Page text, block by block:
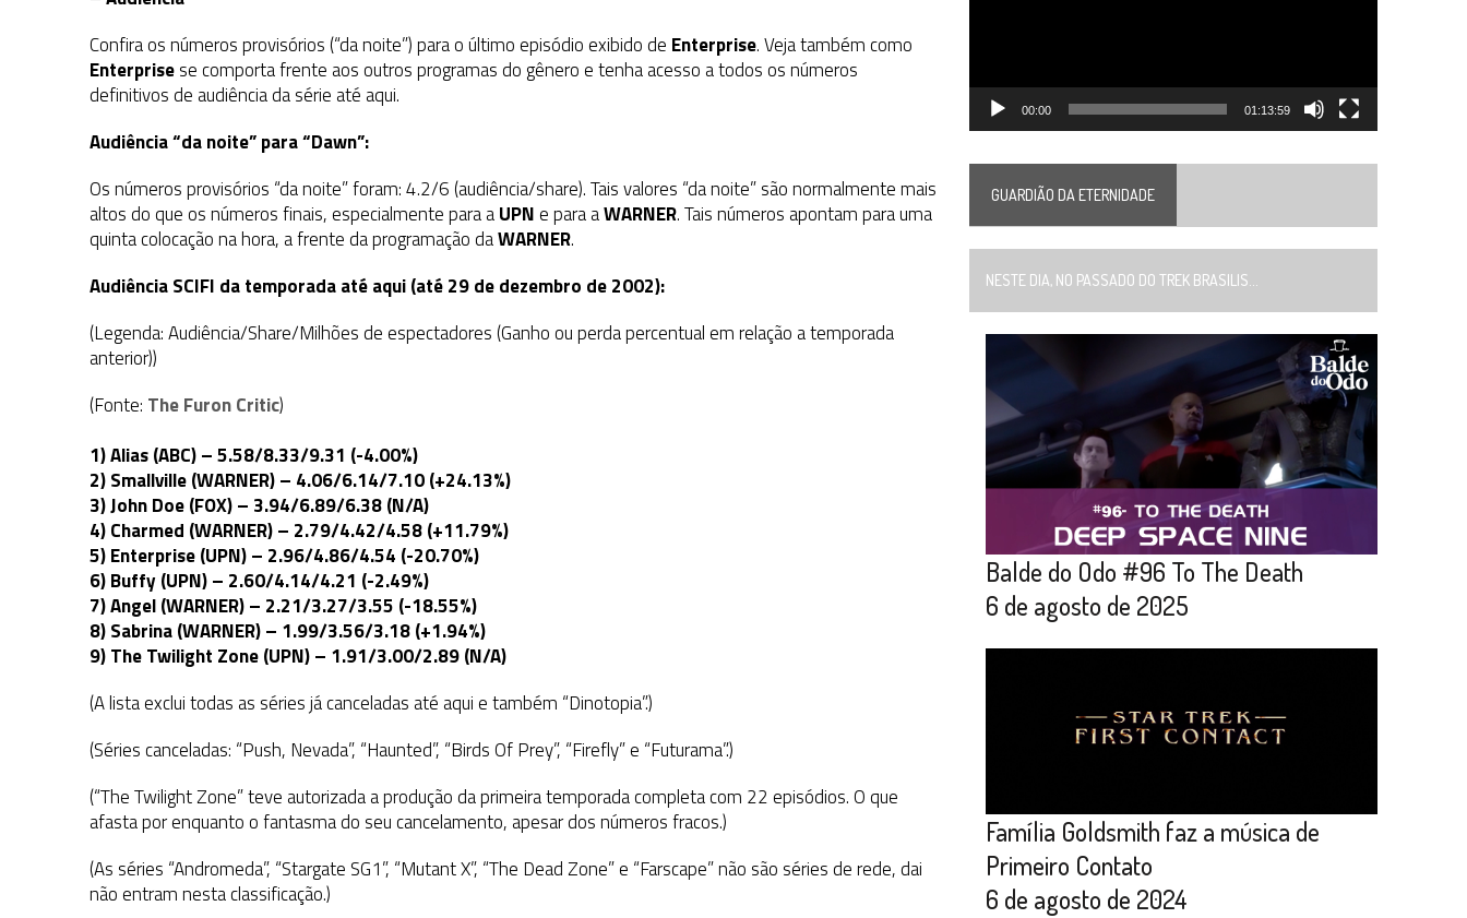
31 DE JULHO DE 2026
31 DE JULHO DE 2026 | SNW 4×02: THE GRIFFIN INCIDENT
6 DE AGOSTO DE 2026 | AVALIE E COMENTE SNW 4×03: HUMAN BEST FRIEND
Confira os números provisórios (“da noite”) para o último episódio exibido de Enterprise. Veja também como
Enterprisese comporta frente aos outros programas do gênero e tenha acesso a todos os números
definitivos de audiência da série até aqui.
Audiência “da noite” para “Dawn”:
Os números provisórios “da noite” foram: 4.2/6 (audiência/share). Tais valores “da noite” são normalmente mais
altos do que os números finais, especialmente para aUPNe para aWARNER. Tais números apontam para uma
quinta colocação na hora, a frente da programação daWARNER.
Audiência SCIFI da temporada até aqui (até 29 de dezembro de 2002):
(Legenda: Audiência/Share/Milhões de espectadores (Ganho ou perda percentual em relação a temporada
anterior))
(Fonte: The Furon Critic)
1) Alias (ABC) – 5.58/8.33/9.31 (-4.00%)
2) Smallville (WARNER) – 4.06/6.14/7.10 (+24.13%)
3) John Doe (FOX) – 3.94/6.89/6.38 (N/A)
4) Charmed (WARNER) – 2.79/4.42/4.58 (+11.79%)
5) Enterprise (UPN) – 2.96/4.86/4.54 (-20.70%)
6) Buffy (UPN) – 2.60/4.14/4.21 (-2.49%)
7) Angel (WARNER) – 2.21/3.27/3.55 (-18.55%)
8) Sabrina (WARNER) – 1.99/3.56/3.18 (+1.94%)
9) The Twilight Zone (UPN) – 1.91/3.00/2.89 (N/A)
(A lista exclui todas as séries já canceladas até aqui e também “Dinotopia”.)
(Séries canceladas: “Push, Nevada”, “Haunted”, “Birds Of Prey”, “Firefly” e “Futurama”.)
(“The Twilight Zone” teve autorizada a produção da primeira temporada completa com 22 episódios. O que
afasta por enquanto o fantasma do seu cancelamento, apesar dos números fracos.)
(As séries “Andromeda”, “Stargate SG1”, “Mutant X”, “The Dead Zone” e “Farscape” não são séries de rede, dai
não entram nesta classificação.)
00:00 01:13:59
GUARDIÃO DA ETERNIDADE
NESTE DIA, NO PASSADO DO TREK BRASILIS...
Balde do Odo #96 To The Death
6 de agosto de 2025
Família Goldsmith faz a música de
Primeiro Contato
6 de agosto de 2024